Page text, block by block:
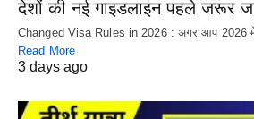
देशों की नई गाइडलाइन पहले जरूर
Changed Visa Rules in 2026 : अगर आप 2026 में
Read More
3 days ago